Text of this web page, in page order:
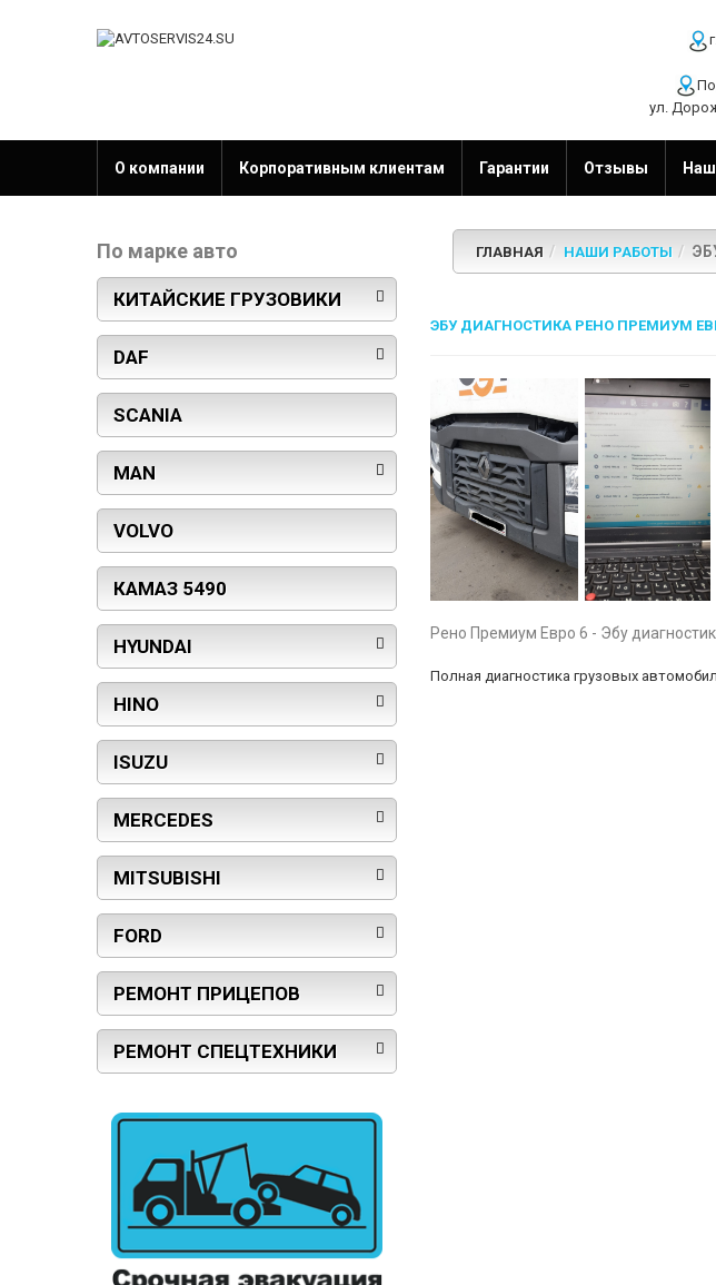
ул.
О компании Корпоративным клиентам Гарантии Отзывы
По марке авто
КИТАЙСКИЕ ГРУЗОВИКИ
DAF
SCANIA
MAN
VOLVO
КАМАЗ 5490
HYUNDAI
HINO
ISUZU
MERCEDES
MITSUBISHI
FORD
РЕМОНТ ПРИЦЕПОВ
РЕМОНТ СПЕЦТЕХНИКИ
ГЛАВНАЯ НАШИ РАБОТЫ
ЭБУ ДИАГНОСТИКА РЕНО ПРЕМИУМ
Рено Премиум Евро 6 - Эбу
Полная диагностика грузовых